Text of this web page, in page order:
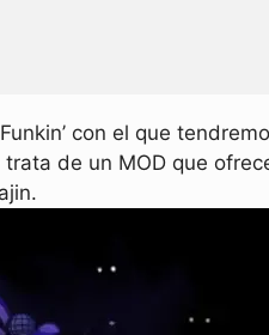
con el que
de un MOD que